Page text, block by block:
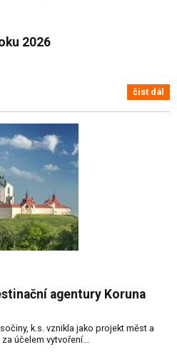
2026
číst dál
agentury Koruna
k.s. vznikla jako projekt měst a
účelem vytvoření...